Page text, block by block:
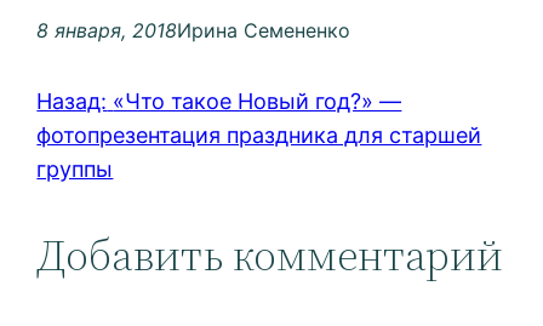
8 января, 2018Ирина Семененко
Назад: «Что такое Новый год?» —
фотопрезентация праздника для старшей
группы
Добавить комментарий